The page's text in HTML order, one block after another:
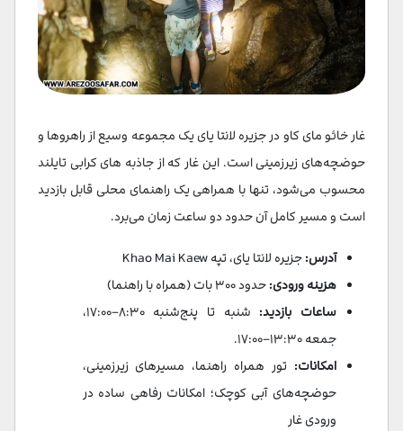
غار خائو مای کاو در جزیره لانتا یای یک مجموعه وسیع از راهروها و
حوضچه‌های زیرزمینی است. این غار که از جاذبه های کرابی تایلند
محسوب می‌شود، تنها با همراهی یک راهنمای محلی قابل بازدید
است و مسیر کامل آن حدود دو ساعت زمان می‌برد.
آدرس:جزیره لانتا یای، تپه Khao Mai Kaew
هزینه ورودی:حدود ۳۰۰ بات (همراه با راهنما)
ساعات بازدید:
شنبه تا پنج‌شنبه ۸:۳۰–۱۷:۰۰،
جمعه ۱۳:۳۰–۱۷:۰۰.
امکانات: تور همراه راهنما، مسیرهای زیرزمینی،
حوضچه‌های آبی کوچک؛ امکانات رفاهی ساده در
ورودی غار